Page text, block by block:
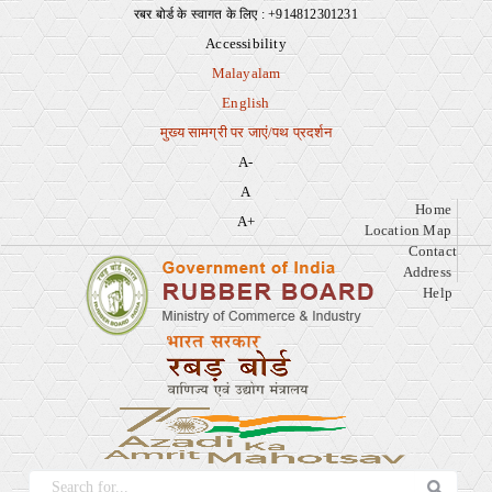
रबर बोर्ड के स्वागत के लिए : +914812301231
Accessibility
Malayalam
English
मुख्य सामग्री पर जाएं/पथ प्रदर्शन
A-
A
A+
Home
Location Map
Contact
Address
Help